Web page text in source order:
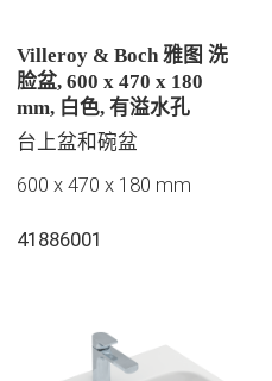
Villeroy & Boch 雅图 洗
脸盆, 600 x 470 x 180
mm, 白色, 有溢水孔
台上盆和碗盆
600 x 470 x 180 mm
41886001